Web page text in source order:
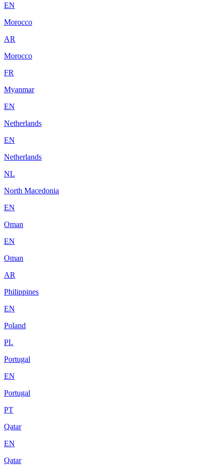
EN
Morocco
AR
Morocco
FR
Myanmar
EN
Netherlands
EN
Netherlands
NL
North Macedonia
EN
Oman
EN
Oman
AR
Philippines
EN
Poland
PL
Portugal
EN
Portugal
PT
Qatar
EN
Qatar